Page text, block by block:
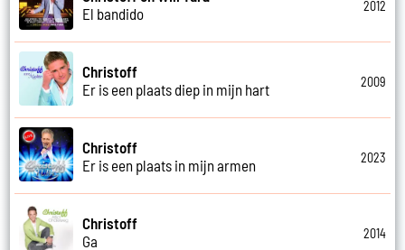
El bandido
2012
Christoff
Er is een plaats diep in mijn hart
2009
Christoff
Er is een plaats in mijn armen
2023
Christoff
Ga
2014